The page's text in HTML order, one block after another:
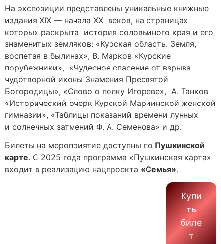
На экспозиции представлены уникальные книжные
издания XIX — начала XX веков, на страницах
которых раскрыта история соловьиного края и его
знаменитых земляков: «Курская область. Земля,
воспетая в былинах», В. Марков «Курские
порубежники», «Чудесное спасение от взрыва
чудотворной иконы Знамения Пресвятой
Богородицы», «Слово о полку Игореве», А. Танков
«Исторический очерк Курской Мариинской женской
гимназии», «Таблицы показаний времени лунных
и солнечных затмений Ф. А. Семенова» и др.
Билеты на мероприятие доступны по Пушкинской
карте. С 2025 года программа «Пушкинская карта»
входит в реализацию нацпроекта «Семья».
Купи
ть
биле
т